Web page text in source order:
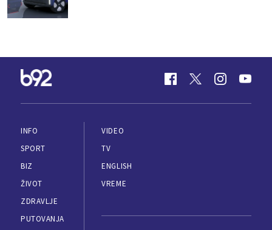
INFO
SPORT
BIZ
ŽIVOT
ZDRAVLJE
PUTOVANJA
VIDEO
TV
ENGLISH
VREME